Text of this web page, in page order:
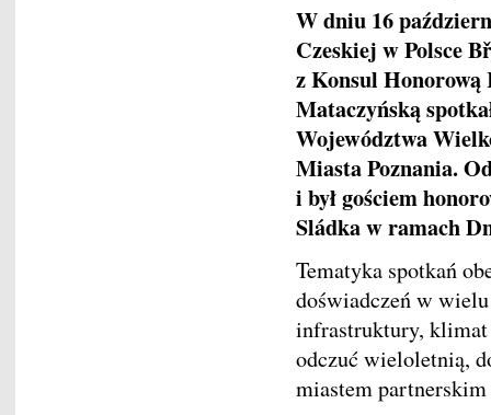
W dniu 16
Czeskiej w Polsce
z Konsul
Mataczyńską
Województwa
Miasta Poznania.
i był gościem
Sládka w ramach
Tematyka spotkań
doświadczeń w
infrastruktury, klimat
odczuć wieloletnią,
miastem